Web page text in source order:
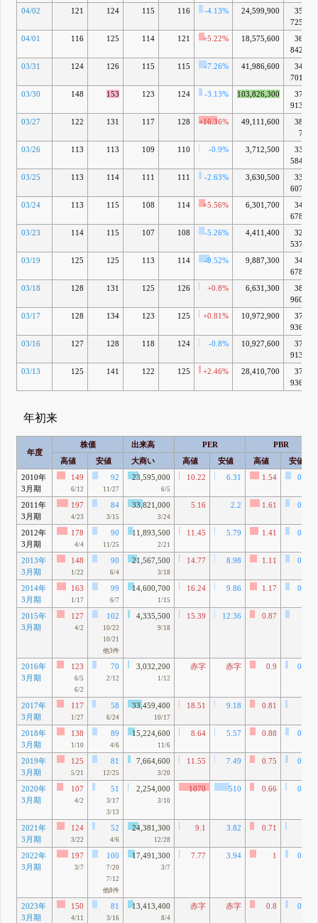
04/02
121 124 115 116 -4.13% 24,599,900
350億
7253万
04/01
116 125 114 121 +5.22% 18,575,600
365億
8428万
03/31
124 126 115 115 -7.26% 41,986,600
347億
7018万
03/30
148 153 123 124 -3.13% 103,826,300
374億
9133万
03/27
122 131 117 128 +16.36% 49,111,600
387億
72万
03/26
113 113 109 110 -0.9% 3,712,500
332億
5843万
03/25
113 114 111 111 -2.63% 3,630,500
335億
6078万
03/24
113 115 108 114 +5.56% 6,301,700
344億
6783万
03/23
114 115 107 108 -5.26% 4,411,400
326億
5374万
03/19
125 125 113 114 -9.52% 9,887,300
344億
6783万
03/18
128 131 125 126 +0.8% 6,631,300
380億
9603万
03/17
128 134 123 125 +0.81% 10,972,900
377億
9368万
03/16
127 128 118 124 -0.8% 10,927,600
374億
9133万
03/13
125 141 122 125 +2.46% 28,410,700
377億
9368万
年初来
年度
株価 出来高 PER
PBR
高値
安値 大商い 高値 安値 高値
安値
2010年
3月期
149
6/12
92
11/27
23,595,000
6/5
10.22 6.31 1.54 0.95
2011年
3月期
197
4/23
84
3/15
33,821,000
3/24
5.16 2.2 1.61 0.69
2012年
3月期
178
4/4
90
11/25
11,893,500
2/21
11.45 5.79 1.41 0.71
2013年
3月期
148
1/22
90
6/4
21,567,500
3/18
14.77 8.98 1.11 0.67
2014年
3月期
163
1/17
99
6/7
14,600,700
1/15
16.24 9.86 1.17 0.71
2015年
3月期
127
4/2
102
10/22
10/21
他3件
4,335,500
9/18
15.39 12.36 0.87
2016年
3月期
123
6/5
6/2
70
2/12
3,032,200
1/12
赤字 赤字 0.9 0.51
2017年
3月期
117
1/27
58
6/24
33,459,400
10/17
18.51 9.18 0.81
2018年
3月期
138
1/10
89
4/6
15,224,600
11/6
8.64 5.57 0.88 0.57
2019年
3月期
125
5/21
81
12/25
7,664,600
3/20
11.55 7.49 0.75 0.49
2020年
3月期
107
4/2
51
3/17
3/13
2,254,000
3/10
1070 510 0.66 0.31
2021年
3月期
124
3/22
52
4/6
24,381,300
12/28
9.1 3.82 0.71
2022年
3月期
197
3/7
100
7/20
7/12
他8件
17,491,300
3/7
7.77 3.94 1 0.51
2023年
3月期
150
4/11
81
3/16
13,413,400
8/4
赤字 赤字 0.8 0.43